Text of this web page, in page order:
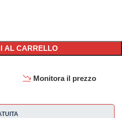
AL CARRELLO
Monitora il prezzo